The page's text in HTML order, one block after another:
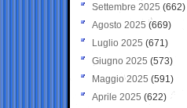
Settembre 2025 (662)
Agosto 2025 (669)
Luglio 2025 (671)
Giugno 2025 (573)
Maggio 2025 (591)
Aprile 2025 (622)